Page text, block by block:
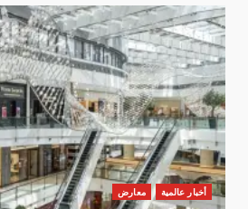
أخبار عالمية معارض